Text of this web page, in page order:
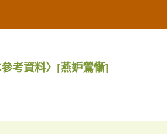
考資料〉 [燕妒鶯慚]